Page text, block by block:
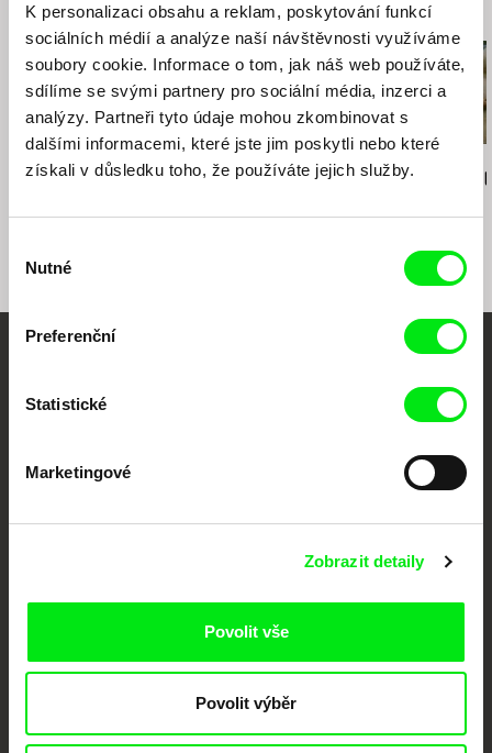
K personalizaci obsahu a reklam, poskytování funkcí
sociálních médií a analýze naší návštěvnosti využíváme
soubory cookie. Informace o tom, jak náš web používáte,
sdílíme se svými partnery pro sociální média, inzerci a
analýzy. Partneři tyto údaje mohou zkombinovat s
dalšími informacemi, které jste jim poskytli nebo které
získali v důsledku toho, že používáte jejich služby.
souhlasu
Nutné
Preferenční
Statistické
Marketingové
Zobrazit detaily
Povolit vše
Povolit výběr
tel: 00421 903 564 164
silvia@filmtopia.sk
filmtopia@filmtopi
a.sk
Související filmy (20)
Christopher Small
Komunistky!
Angela Schanelec
Cesta snů Ja milujem,
Portál DAFilms.cz je výsledkem tvůrčí spolupráce 7 klíčových evropských
Členové Doc Alliance